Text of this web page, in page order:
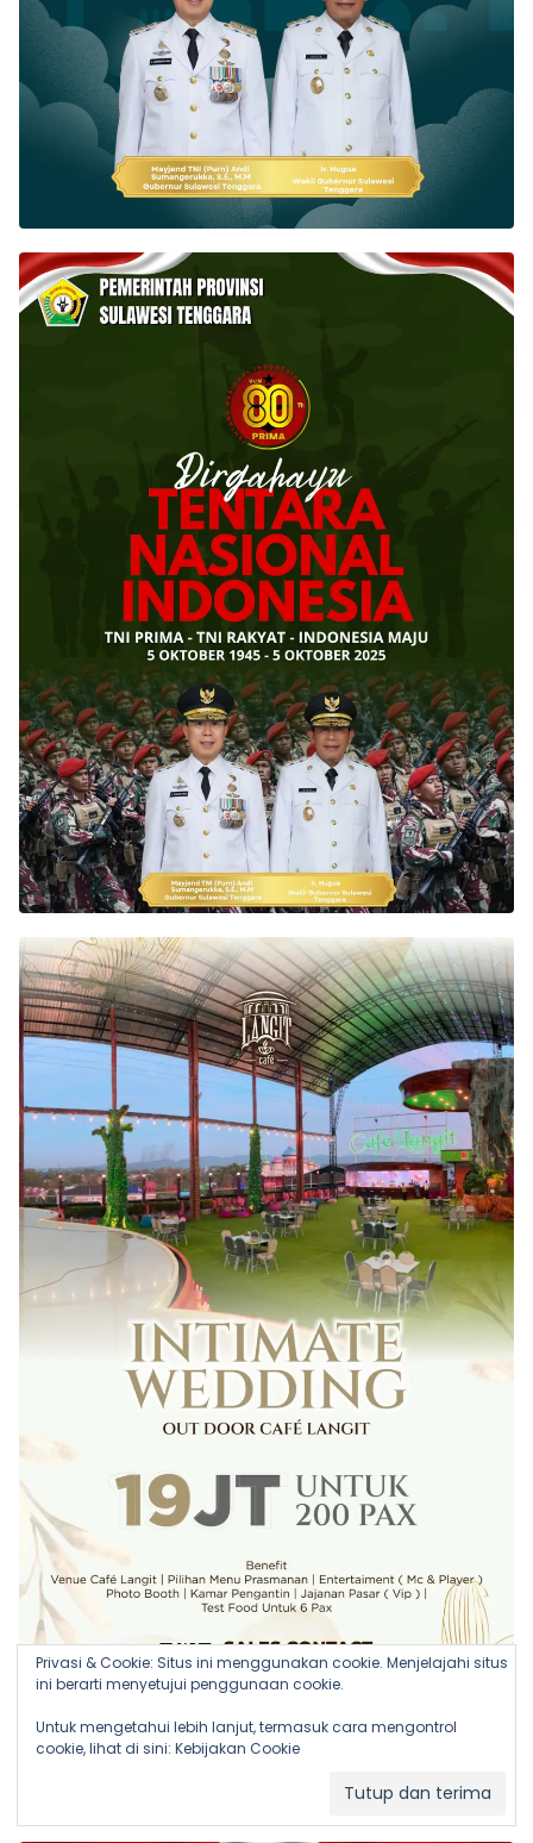
Privasi & Cookie: Situs ini menggunakan cookie. Menjelajahi situs
ini berarti menyetujui penggunaan cookie.
Untuk mengetahui lebih lanjut, termasuk cara mengontrol
cookie, lihat di sini: Kebijakan Cookie